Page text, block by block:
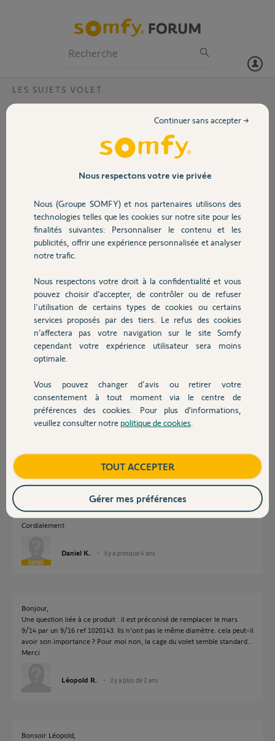
Volet
Sécurité
Domotique
Chauffage
Autres produits
Devis avec un pro
Contact
LES SUJETS VOLET
Par quoi remplacer un moteur Ls40 mars
J'ai besoin de remplacer mon moteur de volet roulant Ls40 mars 9/14
filaire. Existe-t-il toujours ou a-t-il été remplacé par une autre
Merci,
Yann C.
il y a presque 4 ans
Participer au fil de discussion
Réponses
Bonjour Yann,
en tapant "somfy mars 9/14" dans votre moteur de recherche.
Par ailleurs, vous avez l'information sur sa succession sur :
https://www.somfypro.fr/produits/-/e-cat/1020052/MARS_9_1...
Cordialement
Avez-vous trouvé ?
Cordialement
Daniel K. il y a presque 4 ans
Bonjour,
Une question liée à ce produit : il est préconisé de remplacer le mars
9/14 par un 9/16 ref 1020143. Ils n'ont pas le même diamètre. cela peut-il
avoir son importance ? Pour moi non, la cage du volet semble standard...
Merci
Léopold R. il y a plus de 2 ans
Bonsoir Léopold,
Nous respectons votre vie privée
Nous (Groupe SOMFY) et nos partenaires utilisons des
technologies telles que les cookies sur notre site pour les
finalités suivantes: Personnaliser le contenu et les
publicités, offrir une expérience personnalisée et analyser
notre trafic.
Nous respectons votre droit à la confidentialité et vous
pouvez choisir d’accepter, de contrôler ou de refuser
l'utilisation de certains types de cookies ou certains
services proposés par des tiers. Le refus des cookies
n’affectera pas votre navigation sur le site Somfy
cependant votre expérience utilisateur sera moins
optimale.
Vous pouvez changer d'avis ou retirer votre
consentement à tout moment via le centre de
préférences des cookies. Pour plus d’informations,
veuillez consulter notre politique de cookies
Continuer sans accepter →
TOUT ACCEPTER
Gérer mes préférences